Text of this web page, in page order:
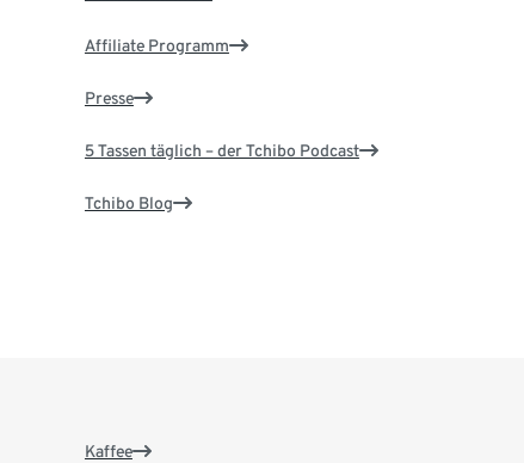
Affiliate Programm
Presse
5 Tassen täglich – der Tchibo Podcast
Tchibo Blog
Kaffee